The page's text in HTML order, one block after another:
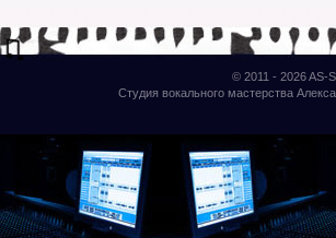
© 2011 - 2026AS-
Студия вокального мастерства